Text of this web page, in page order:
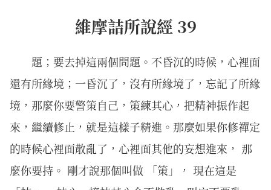
維摩詰所說經 39
題；要去掉這兩個問題。不昏沉的時候，心裡面
還有所緣境；一昏沉了，沒有所緣境了，忘記了所緣
境，那麼你要警策自己，策練其心，把精神振作起
來，繼續修止，就是這樣子精進。那麼如果你修禪定
的時候心裡面散亂了，心裡面其他的妄想進來， 那
麼你要持。 剛才說那個叫做 「策」， 現在這是